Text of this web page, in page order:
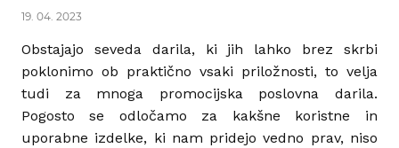
19. 04. 2023
Obstajajo seveda darila, ki jih lahko brez skrbi
poklonimo ob praktično vsaki priložnosti, to velja
tudi za mnoga promocijska poslovna darila.
Pogosto se odločamo za kakšne koristne in
uporabne izdelke, ki nam pridejo vedno prav, niso